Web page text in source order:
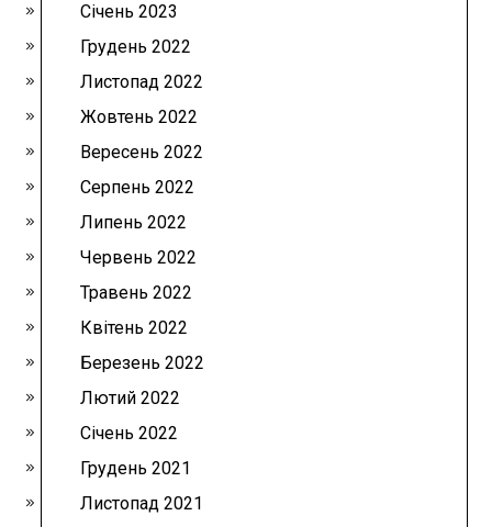
Січень 2023
Грудень 2022
Листопад 2022
Жовтень 2022
Вересень 2022
Серпень 2022
Липень 2022
Червень 2022
Травень 2022
Квітень 2022
Березень 2022
Лютий 2022
Січень 2022
Грудень 2021
Листопад 2021